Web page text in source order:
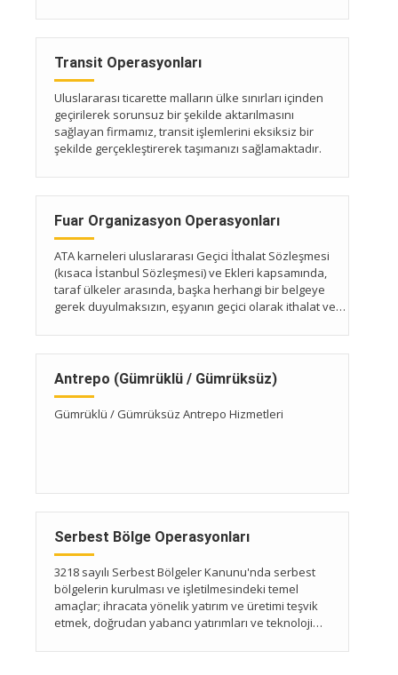
Transit Operasyonları
Uluslararası ticarette malların ülke sınırları içinden
geçirilerek sorunsuz bir şekilde aktarılmasını
sağlayan firmamız, transit işlemlerini eksiksiz bir
şekilde gerçekleştirerek taşımanızı sağlamaktadır.
Fuar Organizasyon Operasyonları
ATA karneleri uluslararası Geçici İthalat Sözleşmesi
(kısaca İstanbul Sözleşmesi) ve Ekleri kapsamında,
taraf ülkeler arasında, başka herhangi bir belgeye
gerek duyulmaksızın, eşyanın geçici olarak ithalat ve
Antrepo (Gümrüklü / Gümrüksüz)
Gümrüklü / Gümrüksüz Antrepo Hizmetleri
Serbest Bölge Operasyonları
3218 sayılı Serbest Bölgeler Kanunu'nda serbest
bölgelerin kurulması ve işletilmesindeki temel
amaçlar; ihracata yönelik yatırım ve üretimi teşvik
etmek, doğrudan yabancı yatırımları ve teknoloji
ve uluslararası ticareti geliştirmek olarak sıralanmıştır.